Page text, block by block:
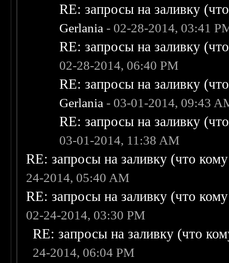
RE: запросы на заливку
Gerlania - 02-28-2014, 03:41
RE: запросы на заливку
02-28-2014, 06:40 PM
RE: запросы на заливку
Gerlania - 03-01-2014, 09:43
RE: запросы на заливку
03-01-2014, 11:38 AM
RE: запросы на заливку (что
24-2014, 05:40 AM
RE: запросы на заливку (что
02-24-2014, 03:30 PM
RE: запросы на заливку (что
24-2014, 06:04 PM